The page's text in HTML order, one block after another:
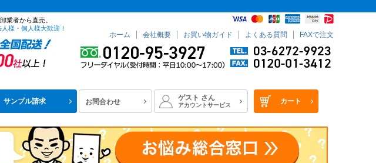
業者から直売。
人様・個人様大歓迎！
ホーム 会社概要 お買い物ガイド よくある質問 FAXで注文
サンプル請求 お問合わせ ゲスト さん
アカウントサービス カート